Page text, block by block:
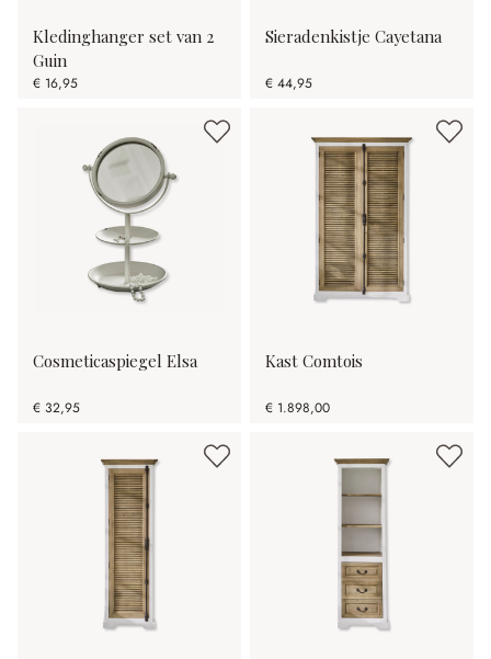
Kledinghanger set van 2
Guin
€ 16,95
Sieradenkistje Cayetana
€ 44,95
Cosmeticaspiegel Elsa
€ 32,95
Kast Comtois
€ 1.898,00